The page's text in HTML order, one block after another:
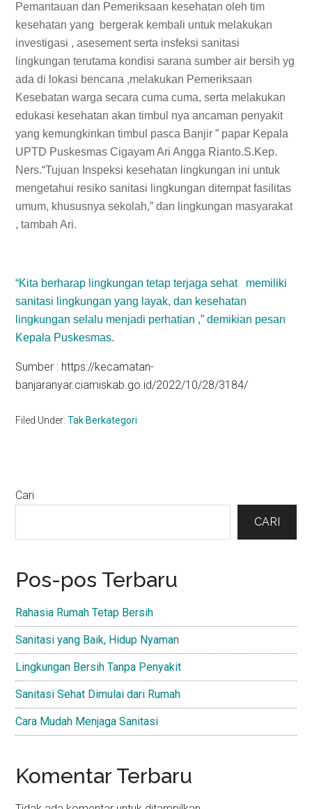
Pemantauan dan Pemeriksaan kesehatan oleh tim
kesehatan yang bergerak kembali untuk melakukan
investigasi , asesement serta insfeksi sanitasi
lingkungan terutama kondisi sarana sumber air bersih yg
ada di lokasi bencana ,melakukan Pemeriksaan
Kesebatan warga secara cuma cuma, serta melakukan
edukasi kesehatan akan timbul nya ancaman penyakit
yang kemungkinkan timbul pasca Banjir ” papar Kepala
UPTD Puskesmas Cigayam Ari Angga Rianto.S.Kep.
Ners.“Tujuan Inspeksi kesehatan lingkungan ini untuk
mengetahui resiko sanitasi lingkungan ditempat fasilitas
umum, khususnya sekolah,” dan lingkungan masyarakat
, tambah Ari.
“Kita berharap lingkungan tetap terjaga sehat memiliki
sanitasi lingkungan yang layak, dan kesehatan
lingkungan selalu menjadi perhatian ,” demikian pesan
Kepala Puskesmas.
Sumber : https://kecamatan-
banjaranyar.ciamiskab.go.id/2022/10/28/3184/
Filed Under:Tak Berkategori
Primary
Cari
CARI
Pos-pos Terbaru
Rahasia Rumah Tetap Bersih
Sanitasi yang Baik, Hidup Nyaman
Lingkungan Bersih Tanpa Penyakit
Sanitasi Sehat Dimulai dari Rumah
Cara Mudah Menjaga Sanitasi
Komentar Terbaru